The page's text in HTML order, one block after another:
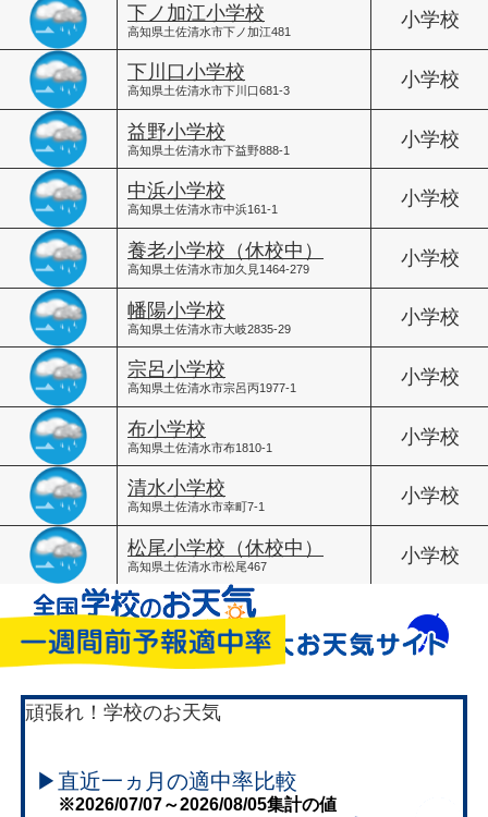
下ノ加江小学校
高知県土佐清水市下ノ加江481
小学校
下川口小学校
高知県土佐清水市下川口681-3
小学校
益野小学校
高知県土佐清水市下益野888-1
小学校
中浜小学校
高知県土佐清水市中浜161-1
小学校
養老小学校（休校中）
高知県土佐清水市加久見1464-279
小学校
幡陽小学校
高知県土佐清水市大岐2835-29
小学校
宗呂小学校
高知県土佐清水市宗呂丙1977-1
小学校
布小学校
高知県土佐清水市布1810-1
小学校
清水小学校
高知県土佐清水市幸町7-1
小学校
松尾小学校（休校中）
高知県土佐清水市松尾467
小学校
頑張れ！学校のお天気
▶直近一ヵ月の適中率比較
※2026/07/07～2026/08/05集計の値